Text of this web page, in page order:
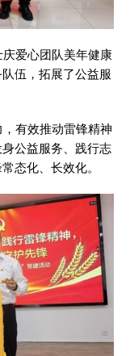
爱心团队美年健康
伍，拓展了公益服
有效推动雷锋精神
公益服务、践行志
态化、长效化。